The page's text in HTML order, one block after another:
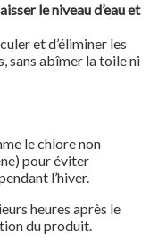
le niveau d’eau et
et d’éliminer les
sans abîmer la toile ni
le chlore non
pour éviter
l’hiver.
heures après le
du produit.